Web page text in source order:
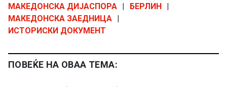
МАКЕДОНСКА ДИЈАСПОРА
БЕРЛИН
МАКЕДОНСКА ЗАЕДНИЦА
ИСТОРИСКИ ДОКУМЕНТ
ПОВЕЌЕ НА ОВАА ТЕМА: